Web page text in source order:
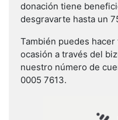
donación tiene
desgravarte hasta un
También puedes
ocasión a través del
nuestro número de
0005 7613.